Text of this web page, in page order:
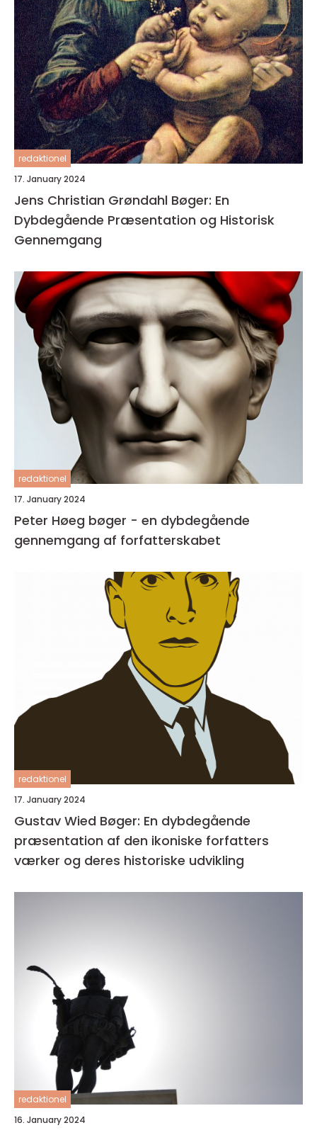
redaktionel
17. January 2024
Jens Christian Grøndahl Bøger: En
Dybdegående Præsentation og Historisk
Gennemgang
redaktionel
17. January 2024
Peter Høeg bøger - en dybdegående
gennemgang af forfatterskabet
redaktionel
17. January 2024
Gustav Wied Bøger: En dybdegående
præsentation af den ikoniske forfatters
værker og deres historiske udvikling
redaktionel
16. January 2024